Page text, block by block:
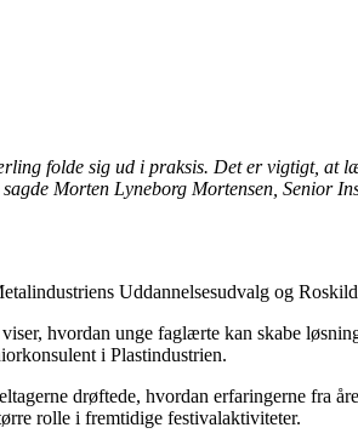
folde sig ud i praksis. Det er vigtigt, at
Morten Lyneborg Mortensen, Senior
Uddannelsesudvalg og
hvordan unge faglærte kan skabe
i Plastindustrien.
drøftede, hvordan erfaringerne fra
rolle i fremtidige festivalaktiviteter.